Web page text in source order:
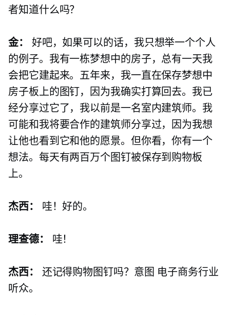
者知道什么吗？
金：
好吧，如果可以的话，我只想举一个个人
的例子。我有一栋梦想中的房子，总有一天我
会把它建起来。五年来，我一直在保存梦想中
房子板上的图钉，因为我确实打算回去。我已
经分享过它了，我以前是一名室内建筑师。我
可能和我将要合作的建筑师分享过，因为我想
让他也看到它和他的愿景。但你看，你有一个
想法。每天有两百万个图钉被保存到购物板
上。
杰西： 哇！好的。
理查德： 哇！
杰西： 还记得购物图钉吗？意图 电子商务行业
听众。